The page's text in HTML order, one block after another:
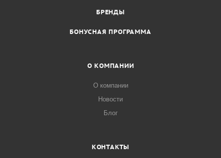
БРЕНДЫ
БОНУСНАЯ ПРОГРАММА
О КОМПАНИИ
О компании
Новости
Блог
КОНТАКТЫ